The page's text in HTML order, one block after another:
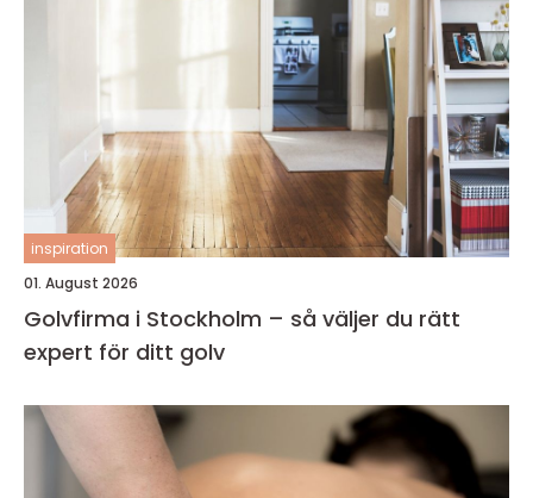
inspiration
01. August 2026
Golvfirma i Stockholm – så väljer du rätt
expert för ditt golv